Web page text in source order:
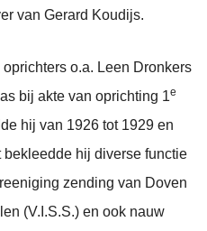
van Gerard Koudijs.
o.a. Leen Dronkers
bij akte van oprichting 1e
hij van 1926 tot 1929 en
hij diverse functie
zending van Doven
(V.I.S.S.) en ook nauw